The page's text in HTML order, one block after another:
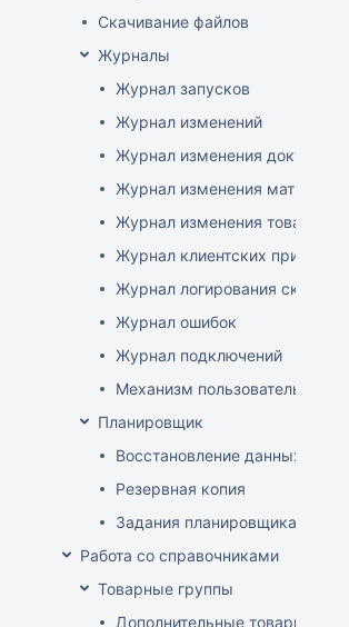
Скачивание файлов
Журналы
Журнал запусков
Журнал изменений
Журнал изменения документов
Журнал изменения матриц
Журнал изменения товаров
Журнал клиентских
Журнал логирования
Журнал ошибок
Журнал подключений
Механизм пользовательского
Планировщик
Восстановление данных
Резервная копия
Задания планировщика
Работа со справочниками
Товарные группы
Дополнительные товарные